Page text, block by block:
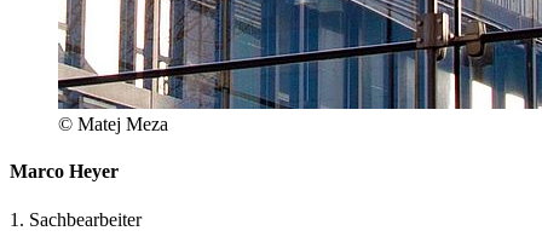
© Matej Meza
Marco Heyer
1. Sachbearbeiter